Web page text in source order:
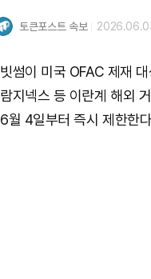
토큰포스트 속보
빗썸이 미국 OFAC 제재
람지넥스 등 이란계 해외
6월 4일부터 즉시 제한한